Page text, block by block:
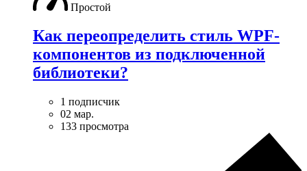
Простой
Как переопределить стиль WPF-
компонентов из подключенной
библиотеки?
1 подписчик
02 мар.
133 просмотра